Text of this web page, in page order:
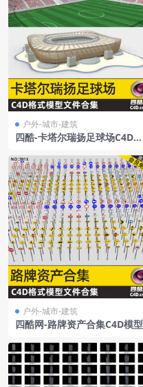
户外-城市-建筑
四酷-卡塔尔瑞扬足球场C4D模
户外-城市-建筑
四酷网-路牌资产合集C4D模型